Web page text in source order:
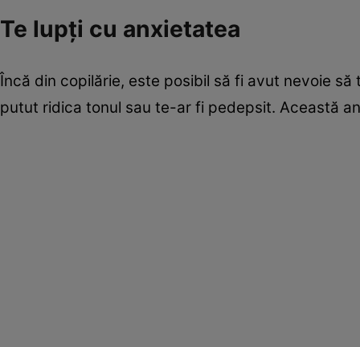
Te lupţi cu anxietatea
Încă din copilărie, este posibil să fi avut nevoie
putut ridica tonul sau te-ar fi pedepsit. Această